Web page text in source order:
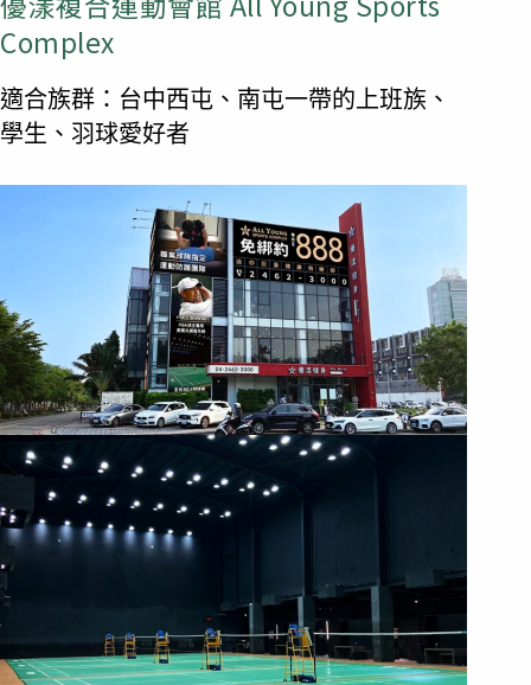
Complex
適合族群：台中西屯、南屯一帶的上班族、
學生、羽球愛好者